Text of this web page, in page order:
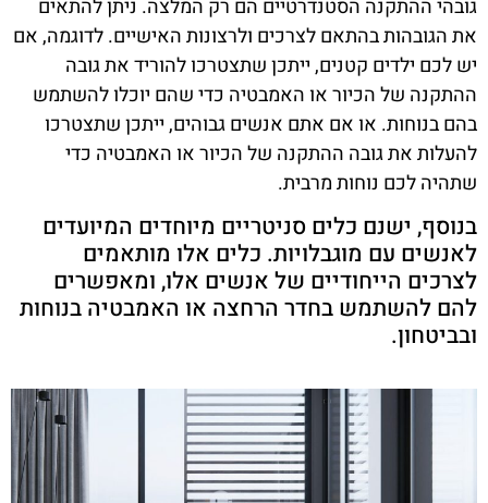
גובהי ההתקנה הסטנדרטיים הם רק המלצה. ניתן להתאים
את הגובהות בהתאם לצרכים ולרצונות האישיים. לדוגמה, אם
יש לכם ילדים קטנים, ייתכן שתצטרכו להוריד את גובה
ההתקנה של הכיור או האמבטיה כדי שהם יוכלו להשתמש
בהם בנוחות. או אם אתם אנשים גבוהים, ייתכן שתצטרכו
להעלות את גובה ההתקנה של הכיור או האמבטיה כדי
שתהיה לכם נוחות מרבית.
בנוסף, ישנם כלים סניטריים מיוחדים המיועדים
לאנשים עם מוגבלויות. כלים אלו מותאמים
לצרכים הייחודיים של אנשים אלו, ומאפשרים
להם להשתמש בחדר הרחצה או האמבטיה בנוחות
ובביטחון.